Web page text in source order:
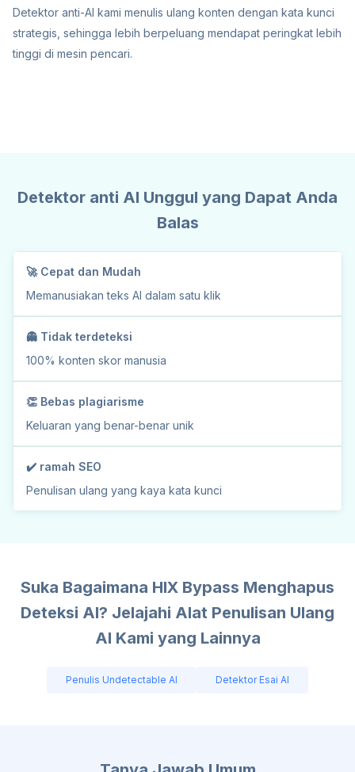
Detektor anti-AI kami menulis ulang konten dengan kata kunci
strategis, sehingga lebih berpeluang mendapat peringkat lebih
tinggi di mesin pencari.
Detektor anti AI Unggul yang Dapat Anda
Balas
🚀 Cepat dan Mudah
Memanusiakan teks AI dalam satu klik
👻 Tidak terdeteksi
100% konten skor manusia
👏 Bebas plagiarisme
Keluaran yang benar-benar unik
✔️ ramah SEO
Penulisan ulang yang kaya kata kunci
Suka Bagaimana HIX Bypass Menghapus
Deteksi AI? Jelajahi Alat Penulisan Ulang
AI Kami yang Lainnya
Penulis Undetectable AI Detektor Esai AI